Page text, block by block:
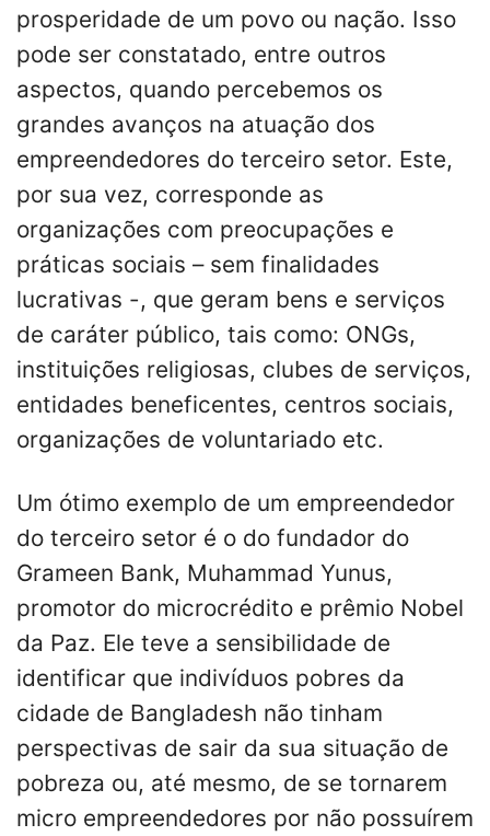
prosperidade de um povo ou nação. Isso
pode ser constatado, entre outros
aspectos, quando percebemos os
grandes avanços na atuação dos
empreendedores do terceiro setor. Este,
por sua vez, corresponde as
organizações com preocupações e
práticas sociais – sem finalidades
lucrativas -, que geram bens e serviços
de caráter público, tais como: ONGs,
instituições religiosas, clubes de serviços,
entidades beneficentes, centros sociais,
organizações de voluntariado etc.
Um ótimo exemplo de um empreendedor
do terceiro setor é o do fundador do
Grameen Bank, Muhammad Yunus,
promotor do microcrédito e prêmio Nobel
da Paz. Ele teve a sensibilidade de
identificar que indivíduos pobres da
cidade de Bangladesh não tinham
perspectivas de sair da sua situação de
pobreza ou, até mesmo, de se tornarem
micro empreendedores por não possuírem